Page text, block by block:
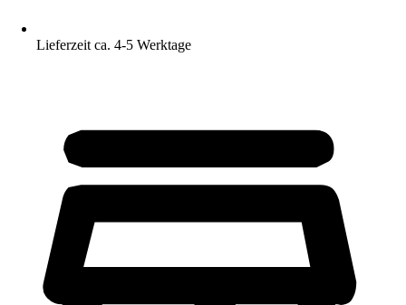
Lieferzeit ca. 4-5 Werktage